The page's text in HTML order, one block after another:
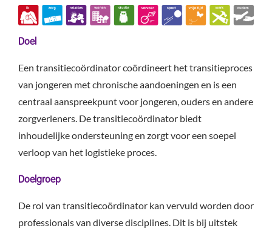
Doel
Een transitiecoördinator coördineert het transitieproces
van jongeren met chronische aandoeningen en is een
centraal aanspreekpunt voor jongeren, ouders en andere
zorgverleners. De transitiecoördinator biedt
inhoudelijke ondersteuning en zorgt voor een soepel
verloop van het logistieke proces.
Doelgroep
De rol van transitiecoördinator kan vervuld worden door
professionals van diverse disciplines. Dit is bij uitstek